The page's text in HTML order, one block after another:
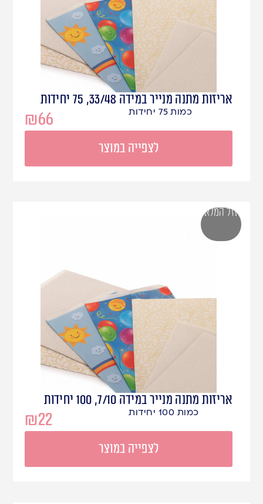
אריזות מתנה מנייר במידה 33/48, 75 יחידות
₪66 כמות 75 יחידות
לצפייה במוצר
אריזות מתנה מנייר במידה 7/10, 100 יחידות
₪22 כמות 100 יחידות
לצפייה במוצר
אזל המלאי